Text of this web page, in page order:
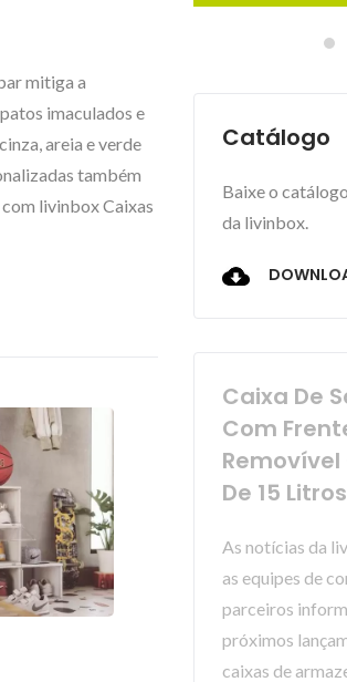
mitiga a
imaculados e
areia e verde
também
livinbox Caixas
Catálogo
Baixe o
da livinbox.
Caixa De
Com
De 15 Litros
As notícias da
as equipes de
parceiros
próximos
caixas de